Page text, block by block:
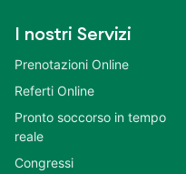
I nostri Servizi
Prenotazioni Online
Referti Online
Pronto soccorso in tempo
reale
Congressi